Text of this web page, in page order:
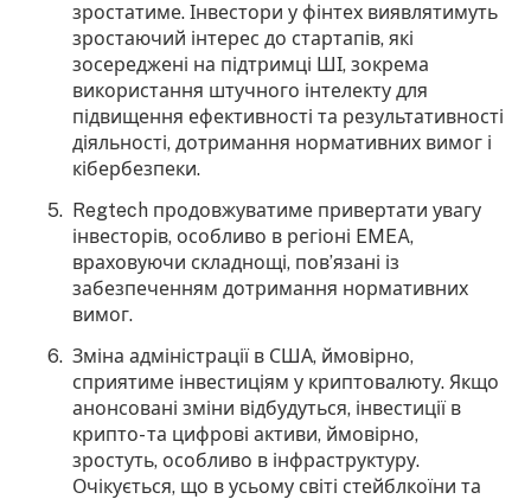
зростатиме. Інвестори у фінтех виявлятимуть
зростаючий інтерес до стартапів, які
зосереджені на підтримці ШІ, зокрема
використання штучного інтелекту для
підвищення ефективності та результативності
діяльності, дотримання нормативних вимог і
кібербезпеки.
Regtech продовжуватиме привертати увагу
інвесторів, особливо в регіоні EMEA,
враховуючи складнощі, пов’язані із
забезпеченням дотримання нормативних
вимог.
Зміна адміністрації в США, ймовірно,
сприятиме інвестиціям у криптовалюту. Якщо
анонсовані зміни відбудуться, інвестиції в
крипто- та цифрові активи, ймовірно,
зростуть, особливо в інфраструктуру.
Очікується, що в усьому світі стейблкоїни та